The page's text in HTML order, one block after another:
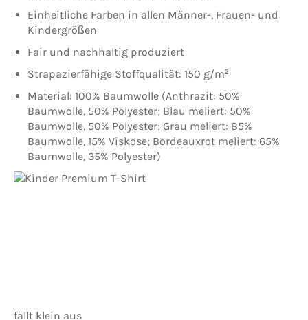
Einheitliche Farben in allen Männer-, Frauen- und
Kindergrößen
Fair und nachhaltig produziert
Strapazierfähige Stoffqualität: 150 g/m²
Material: 100% Baumwolle (Anthrazit: 50%
Baumwolle, 50% Polyester; Blau meliert: 50%
Baumwolle, 50% Polyester; Grau meliert: 85%
Baumwolle, 15% Viskose; Bordeauxrot meliert: 65%
Baumwolle, 35% Polyester)
fällt klein aus